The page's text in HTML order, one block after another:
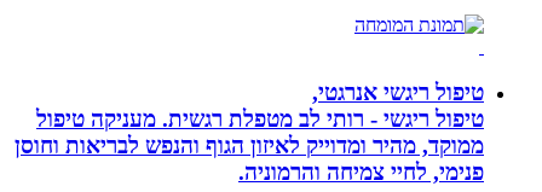
טיפול ריגשי אנרגטי,
טיפול ריגשי - רותי לב מטפלת רגשית. מעניקה טיפול
ממוקד, מהיר ומדוייק לאיזון הגוף והנפש לבריאות וחוסן
פנימי, לחיי צמיחה והרמוניה.